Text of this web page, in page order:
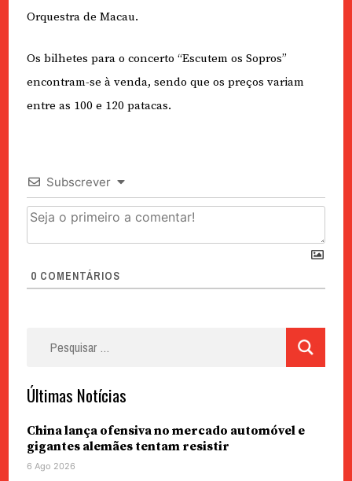
Orquestra de Macau.
Os bilhetes para o concerto “Escutem os Sopros”
encontram-se à venda, sendo que os preços variam
entre as 100 e 120 patacas.
Subscrever
0 COMENTÁRIOS
Últimas Notícias
China lança ofensiva no mercado automóvel e
gigantes alemães tentam resistir
6 Ago 2026